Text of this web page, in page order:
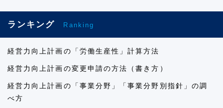
ランキング Ranking
経営力向上計画の「労働生産性」計算方法
経営力向上計画の変更申請の方法（書き方）
経営力向上計画の「事業分野」「事業分野別指針」の調
べ方